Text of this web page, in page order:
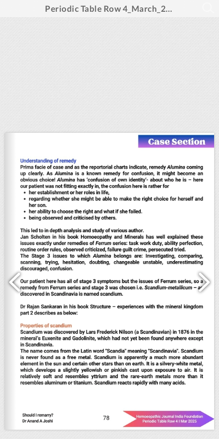
Periodic Table Row 4_March_2025